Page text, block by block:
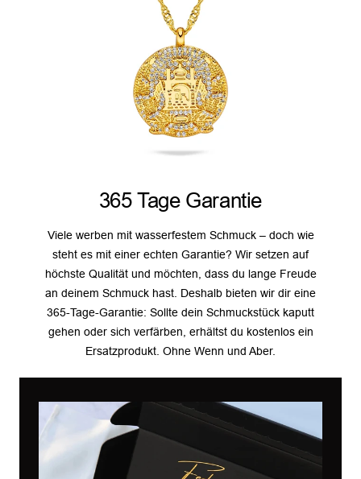
365 Tage Garantie
Viele werben mit wasserfestem Schmuck – doch wie
steht es mit einer echten Garantie? Wir setzen auf
höchste Qualität und möchten, dass du lange Freude
an deinem Schmuck hast. Deshalb bieten wir dir eine
365-Tage-Garantie: Sollte dein Schmuckstück kaputt
gehen oder sich verfärben, erhältst du kostenlos ein
Ersatzprodukt. Ohne Wenn und Aber.